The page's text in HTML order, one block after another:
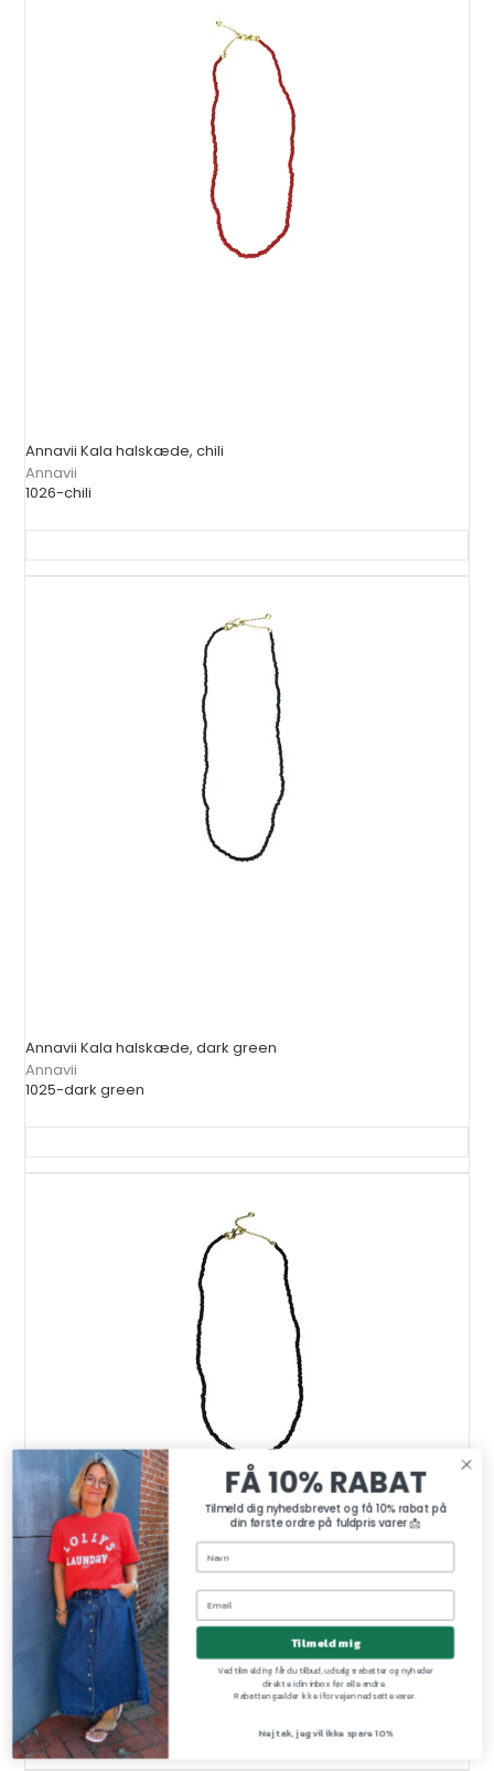
Annavii Kala halskæde, chili
Annavii
1026-chili
Annavii Kala halskæde, dark green
Annavii
1025-dark green
Annavii Kala halskæde, black
Annavii
1027-black
FÅ 10% RABAT
Tilmeld dig nyhedsbrevet og få 10% rabat på
din første ordre på fuldpris varer 📩
Tilmeld mig
Ved tilmelding får du tilbud, udsalgsrabatter og nyheder
direkte i din inbox før alle andre.
Rabatten gælder ikke i forvejen nedsatte varer.
Nej tak, jeg vil ikke spare 10%